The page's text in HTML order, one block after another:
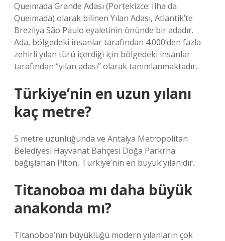
Queimada Grande Adası (Portekizce: Ilha da
Queimada) olarak bilinen Yılan Adası, Atlantik’te
Brezilya São Paulo eyaletinin önünde bir adadır.
Ada, bölgedeki insanlar tarafından 4.000’den fazla
zehirli yılan türü içerdiği için bölgedeki insanlar
tarafından “yılan adası” olarak tanımlanmaktadır.
Türkiye’nin en uzun yılanı
kaç metre?
5 metre uzunluğunda ve Antalya Metropolitan
Belediyesi Hayvanat Bahçesi Doğa Parkı’na
bağışlanan Piton, Türkiye’nin en büyük yılanıdır.
Titanoboa mı daha büyük
anakonda mı?
Titanoboa’nın büyüklüğü modern yılanların çok